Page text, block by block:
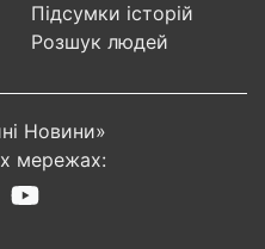
Підсумки історій
Розшук людей
Новини»
мережах: